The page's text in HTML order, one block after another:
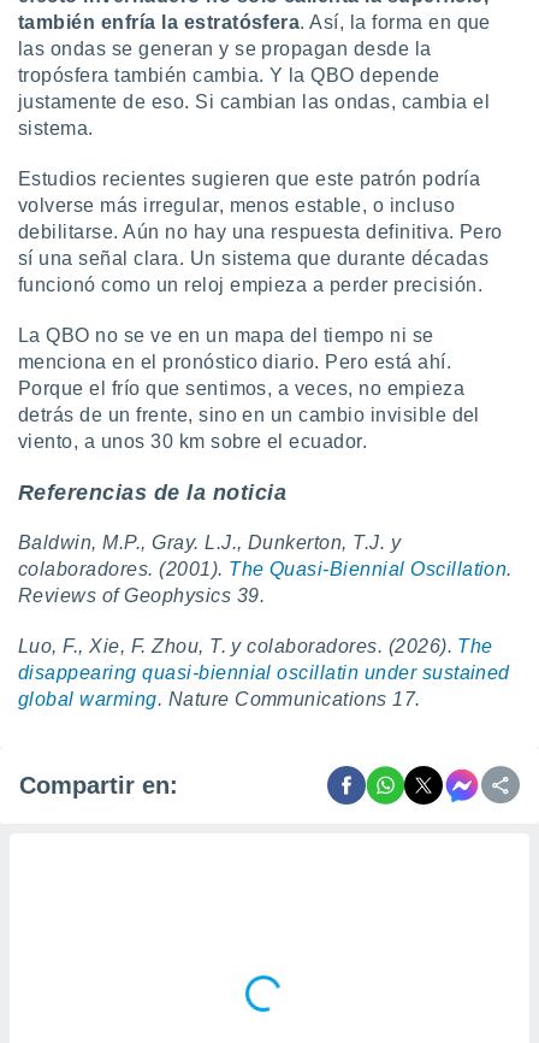
también enfría la estratósfera. Así, la forma en que
las ondas se generan y se propagan desde la
tropósfera también cambia. Y la QBO depende
justamente de eso. Si cambian las ondas, cambia el
sistema.
Estudios recientes sugieren que este patrón podría
volverse más irregular, menos estable, o incluso
debilitarse. Aún no hay una respuesta definitiva. Pero
sí una señal clara. Un sistema que durante décadas
funcionó como un reloj empieza a perder precisión.
La QBO no se ve en un mapa del tiempo ni se
menciona en el pronóstico diario. Pero está ahí.
Porque el frío que sentimos, a veces, no empieza
detrás de un frente, sino en un cambio invisible del
viento, a unos 30 km sobre el ecuador.
Referencias de la noticia
Baldwin, M.P., Gray. L.J., Dunkerton, T.J. y
colaboradores. (2001). The Quasi-Biennial Oscillation.
Reviews of Geophysics 39.
Luo, F., Xie, F. Zhou, T. y colaboradores. (2026). The
disappearing quasi-biennial oscillatin under sustained
global warming. Nature Communications 17.
Compartir en: